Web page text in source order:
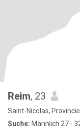
Reim, 23
Saint-Nicolas,
Suche: Männlich 27 -